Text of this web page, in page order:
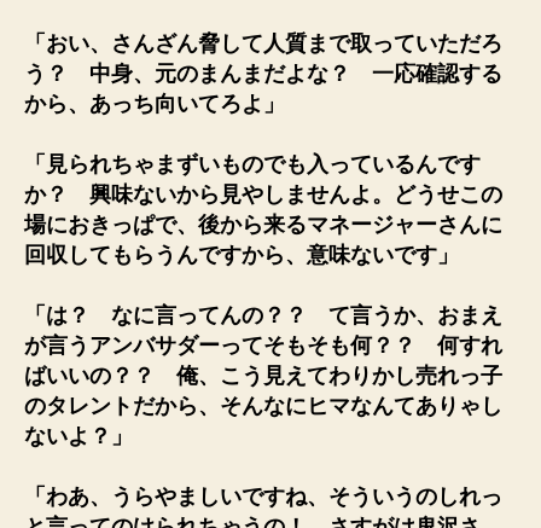
「おい、さんざん脅して人質まで取っていただろ
う？ 中身、元のまんまだよな？ 一応確認する
から、あっち向いてろよ」
「見られちゃまずいものでも入っているんです
か？ 興味ないから見やしませんよ。どうせこの
場におきっぱで、後から来るマネージャーさんに
回収してもらうんですから、意味ないです」
「は？ なに言ってんの？？ て言うか、おまえ
が言うアンバサダーってそもそも何？？ 何すれ
ばいいの？？ 俺、こう見えてわりかし売れっ子
のタレントだから、そんなにヒマなんてありゃし
ないよ？」
「わあ、うらやましいですね、そういうのしれっ